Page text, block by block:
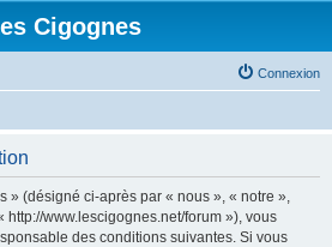
Cigognes
Connexion
» (désigné ci-après par « nous », « notre »,
http://www.lescigognes.net/forum »), vous
des conditions suivantes. Si vous